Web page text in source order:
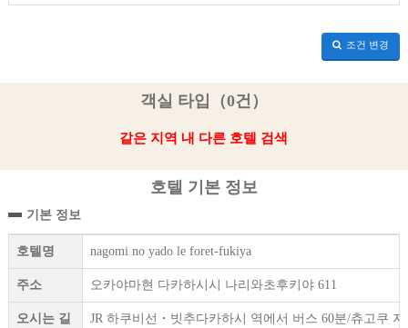
조건 변경
객실 타입（0건）
같은 지역 내 다른 호텔 검색
호텔 기본 정보
기본 정보
호텔명 nagomi no yado le foret-fukiya
주소 오카야마현 다카하시시 나리와초후키야 611
오시는 길 JR 하쿠비선・빗추다카하시 역에서 버스 60분/츄고쿠